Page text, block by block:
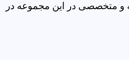
و متخصصی در این مجموعه در